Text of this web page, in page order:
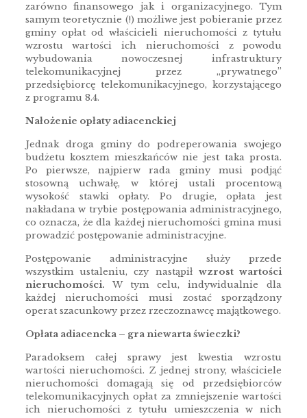
zarówno finansowego jak i organizacyjnego. Tym
samym teoretycznie (!) możliwe jest pobieranie przez
gminy opłat od właścicieli nieruchomości z tytułu
wzrostu wartości ich nieruchomości z powodu
wybudowania nowoczesnej infrastruktury
telekomunikacyjnej przez „prywatnego”
przedsiębiorcę telekomunikacyjnego, korzystającego
z programu 8.4.
Nałożenie opłaty adiacenckiej
Jednak droga gminy do podreperowania swojego
budżetu kosztem mieszkańców nie jest taka prosta.
Po pierwsze, najpierw rada gminy musi podjąć
stosowną uchwałę, w której ustali procentową
wysokość stawki opłaty. Po drugie, opłata jest
nakładana w trybie postępowania administracyjnego,
co oznacza, że dla każdej nieruchomości gmina musi
prowadzić postępowanie administracyjne.
Postępowanie administracyjne służy przede
wszystkim ustaleniu, czy nastąpił wzrost wartości
nieruchomości. W tym celu, indywidualnie dla
każdej nieruchomości musi zostać sporządzony
operat szacunkowy przez rzeczoznawcę majątkowego.
Opłata adiacencka – gra niewarta świeczki?
Paradoksem całej sprawy jest kwestia wzrostu
wartości nieruchomości. Z jednej strony, właściciele
nieruchomości domagają się od przedsiębiorców
telekomunikacyjnych opłat za zmniejszenie wartości
ich nieruchomości z tytułu umieszczenia w nich